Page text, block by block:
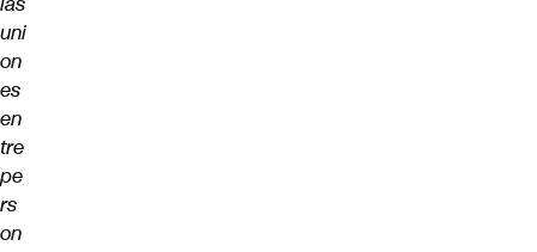
uni
on
es
en
tre
pe
rs
on